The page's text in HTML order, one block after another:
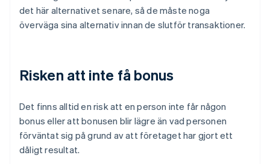
det här alternativet senare, så de måste noga
överväga sina alternativ innan de slutför transaktioner.
Risken att inte få bonus
Det finns alltid en risk att en person inte får någon
bonus eller att bonusen blir lägre än vad personen
förväntat sig på grund av att företaget har gjort ett
dåligt resultat.